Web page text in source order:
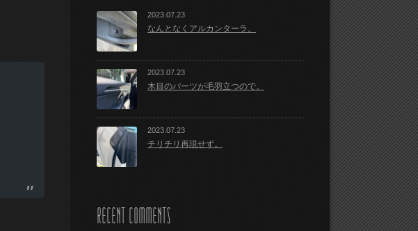
2023.07.23
なんとなくアルカンターラ。
2023.07.23
木目のパーツが毛羽立つので。
2023.07.23
チリチリ再現せず。
RECENT COMMENTS